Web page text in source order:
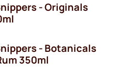
- Originals
- Botanicals
350ml